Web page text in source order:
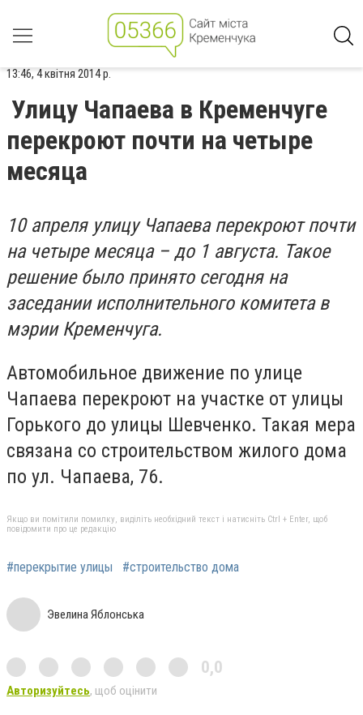
13:46, 4 квітня 2014 р.
Улицу Чапаева в Кременчуге
перекроют почти на четыре
месяца
10 апреля улицу Чапаева перекроют почти
на четыре месяца – до 1 августа. Такое
решение было принято сегодня на
заседании исполнительного комитета в
мэрии Кременчуга.
Автомобильное движение по улице
Чапаева перекроют на участке от улицы
Горького до улицы Шевченко. Такая мера
связана со строительством жилого дома
по ул. Чапаева, 76.
Якщо ви помітили помилку, виділіть необхідний текст і натисніть Ctrl + Enter, щоб
повідомити про це редакцію
#перекрытие улицы #строительство дома
Эвелина Яблонська
0,0
Авторизуйтесь, щоб оцінити